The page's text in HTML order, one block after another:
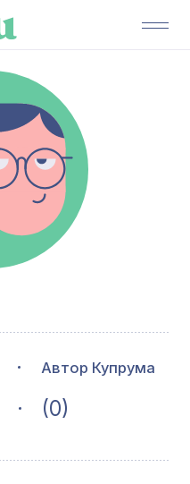
Автор Купрума
(0)